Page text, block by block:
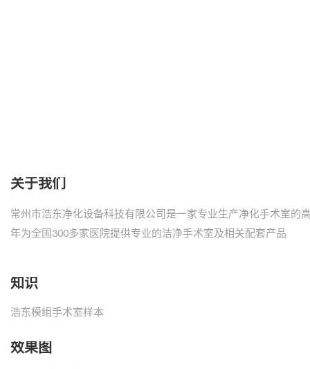
关于我们
常州市浩东净化设备科技有限公司是一家专业生产净化手术室的
年为全国300多家医院提供专业的洁净手术室及相关配套产品
知识
浩东模组手术室样本
效果图